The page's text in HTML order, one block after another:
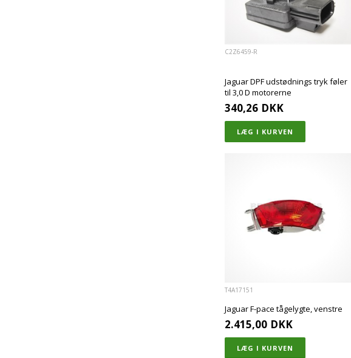
C2Z6459-R
Jaguar DPF udstødnings tryk føler
til 3,0 D motorerne
340,26 DKK
T4A17151
Jaguar F-pace tågelygte, venstre
2.415,00 DKK